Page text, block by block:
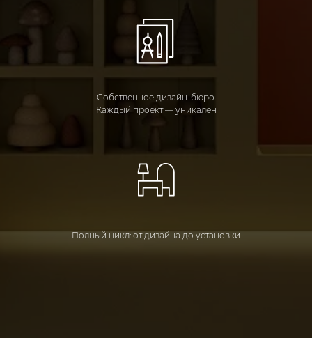
Собственное дизайн-бюро.
Каждый проект — уникален
Полный цикл: от дизайна до установки